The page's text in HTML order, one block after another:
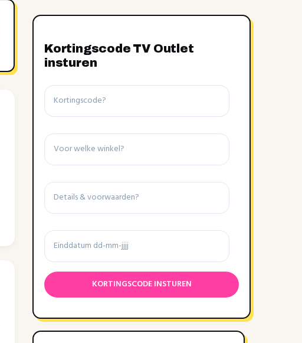
Kortingscode TV Outlet
insturen
Kortingscode
Winkel
Details
voorwaarden
Einddatum